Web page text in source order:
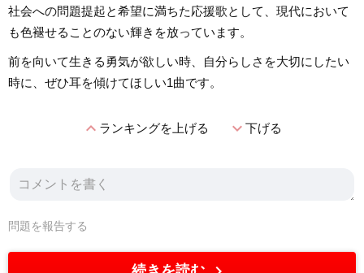
社会への問題提起と希望に満ちた応援歌として、現代において
も色褪せることのない輝きを放っています。
前を向いて生きる勇気が欲しい時、自分らしさを大切にしたい
時に、ぜひ耳を傾けてほしい1曲です。
expand_lessランキングを上げる expand_more下げる
問題を報告する